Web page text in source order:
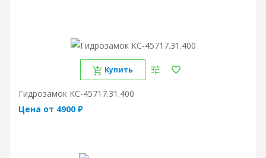
Купить
Гидрозамок КС-45717.31.400
Цена от 4900 ₽